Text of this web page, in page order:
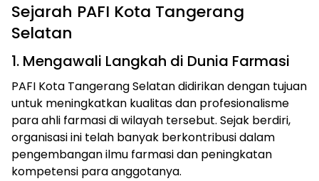
Sejarah PAFI Kota Tangerang
Selatan
1. Mengawali Langkah di Dunia Farmasi
PAFI Kota Tangerang Selatan didirikan dengan tujuan
untuk meningkatkan kualitas dan profesionalisme
para ahli farmasi di wilayah tersebut. Sejak berdiri,
organisasi ini telah banyak berkontribusi dalam
pengembangan ilmu farmasi dan peningkatan
kompetensi para anggotanya.